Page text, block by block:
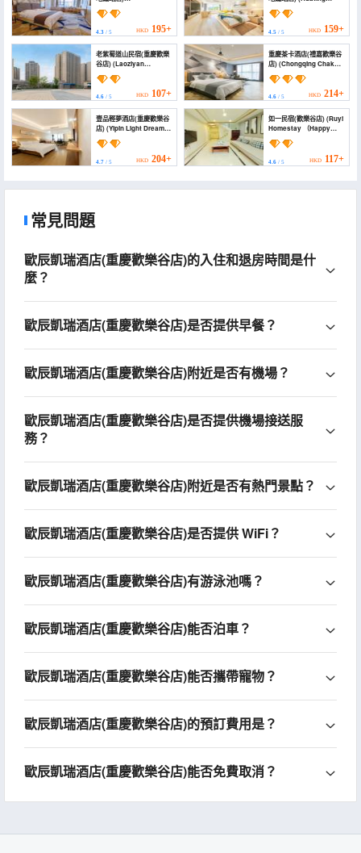
(FanPingHotel)
4.3 / 5 HKD 195+
Boutique Hotel)
4.5/ 5 HKD 159+
老紫蜀道山民宿(重慶歡樂
谷店) (Laoziyan
Daoshan Homestay
(Chongqing Happy
Valley Branch))
4.6 / 5 HKD 107+
重慶茶卡酒店(禮嘉歡樂谷
店) (Chongqing Chaka
Hotel)
4.6/ 5 HKD 214+
壹品輕夢酒店(重慶歡樂谷
店) (Yipin Light Dream
Hotel (Chongqing
Happy Valley Branch))
4.7 / 5 HKD 204+
如一民宿(歡樂谷店) (Ruyi
Homestay （Happy
Valley Branch）)
4.6/ 5 HKD 117+
常見問題
歐辰凱瑞酒店(重慶歡樂谷店)的入住和退房時間是什
麼？
歐辰凱瑞酒店(重慶歡樂谷店)是否提供早餐？
歐辰凱瑞酒店(重慶歡樂谷店)附近是否有機場？
歐辰凱瑞酒店(重慶歡樂谷店)是否提供機場接送服
務？
歐辰凱瑞酒店(重慶歡樂谷店)附近是否有熱門景點？
歐辰凱瑞酒店(重慶歡樂谷店)是否提供 WiFi？
歐辰凱瑞酒店(重慶歡樂谷店)有游泳池嗎？
歐辰凱瑞酒店(重慶歡樂谷店)能否泊車？
歐辰凱瑞酒店(重慶歡樂谷店)能否攜帶寵物？
歐辰凱瑞酒店(重慶歡樂谷店)的預訂費用是？
歐辰凱瑞酒店(重慶歡樂谷店)能否免費取消？